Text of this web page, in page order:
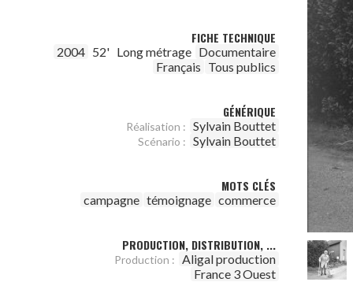
FICHE TECHNIQUE
2004 52' Long métrage Documentaire
Français Tous publics
GÉNÉRIQUE
Réalisation : Sylvain Bouttet
Scénario : Sylvain Bouttet
MOTS CLÉS
campagne témoignage commerce
PRODUCTION, DISTRIBUTION, ...
Production : Aligal production
France 3 Ouest